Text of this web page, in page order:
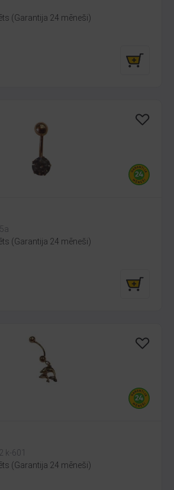
(Garantija 24 mēneši)
(Garantija 24 mēneši)
k-601
(Garantija 24 mēneši)